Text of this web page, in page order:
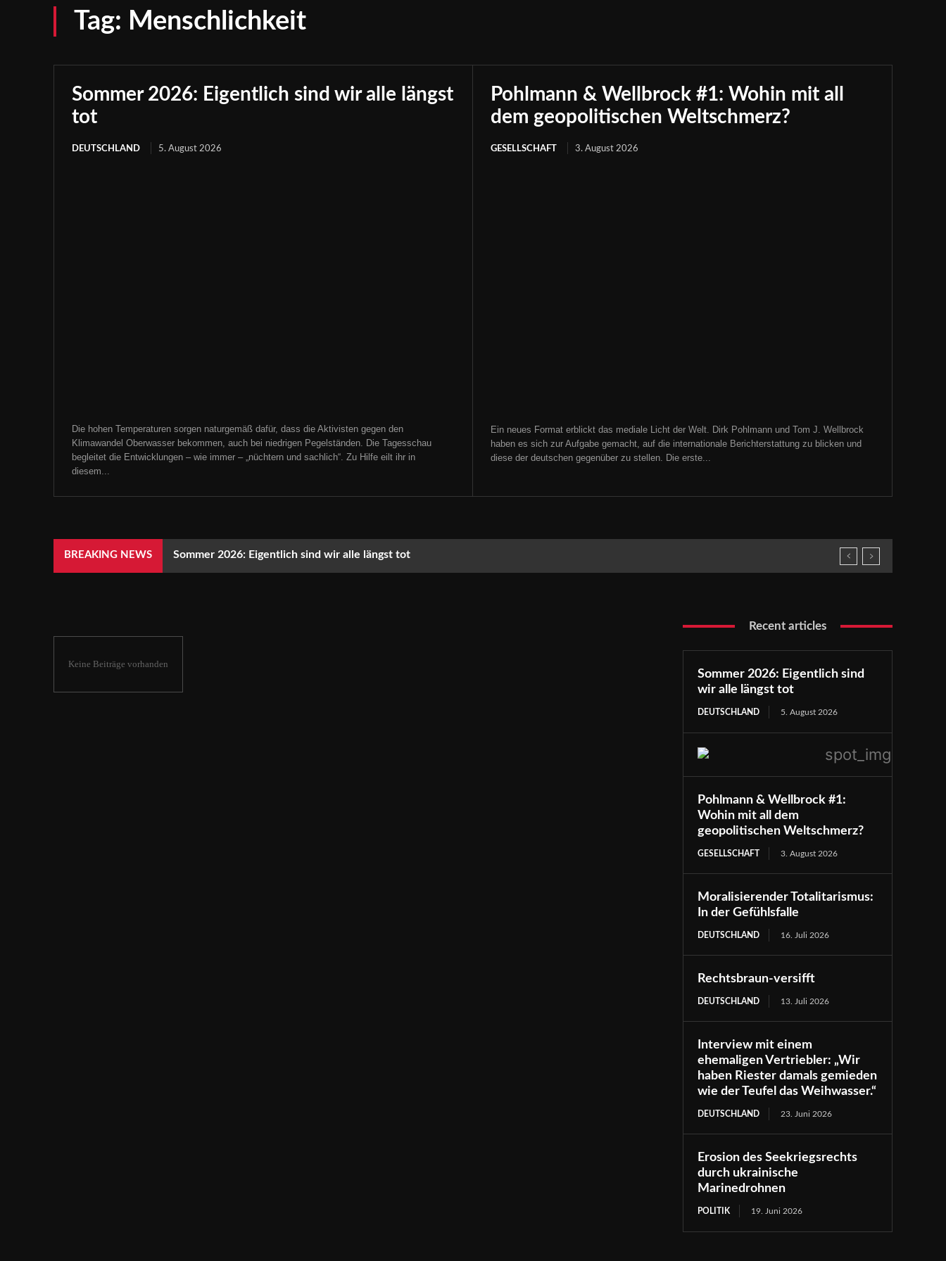
Tag: Menschlichkeit
Sommer 2026: Eigentlich sind wir alle längst
tot
DEUTSCHLAND 5. August 2026
Die hohen Temperaturen sorgen naturgemäß dafür, dass die Aktivisten gegen den
Klimawandel Oberwasser bekommen, auch bei niedrigen Pegelständen. Die Tagesschau
begleitet die Entwicklungen – wie immer – „nüchtern und sachlich“. Zu Hilfe eilt ihr in
diesem...
Pohlmann & Wellbrock #1: Wohin mit all
dem geopolitischen Weltschmerz?
GESELLSCHAFT 3. August 2026
Ein neues Format erblickt das mediale Licht der Welt. Dirk Pohlmann und Tom J. Wellbrock
haben es sich zur Aufgabe gemacht, auf die internationale Berichterstattung zu blicken und
diese der deutschen gegenüber zu stellen. Die erste...
BREAKING NEWS Sommer 2026: Eigentlich sind wir alle längst tot
Keine Beiträge vorhanden
Recent articles
Sommer 2026: Eigentlich sind
wir alle längst tot
DEUTSCHLAND 5. August 2026
Pohlmann & Wellbrock #1:
Wohin mit all dem
geopolitischen Weltschmerz?
GESELLSCHAFT 3. August 2026
Moralisierender Totalitarismus:
In der Gefühlsfalle
DEUTSCHLAND 16. Juli 2026
Rechtsbraun-versifft
DEUTSCHLAND 13. Juli 2026
Interview mit einem
ehemaligen Vertriebler: „Wir
haben Riester damals gemieden
wie der Teufel das Weihwasser.“
DEUTSCHLAND 23. Juni 2026
Erosion des Seekriegsrechts
durch ukrainische
Marinedrohnen
POLITIK 19. Juni 2026